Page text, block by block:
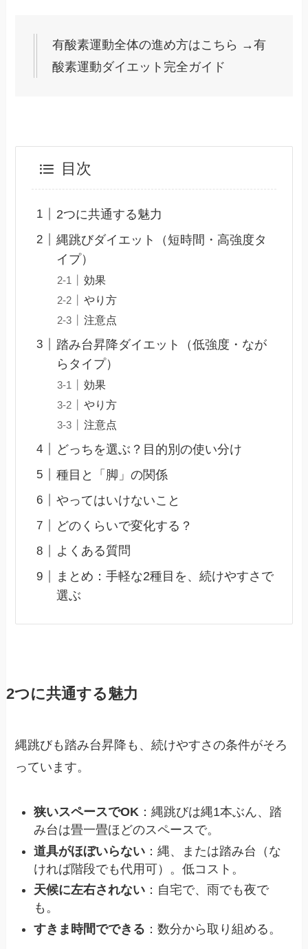
有酸素運動全体の進め方はこちら →有
酸素運動ダイエット完全ガイド
目次
2つに共通する魅力
縄跳びダイエット（短時間・高強度タ
イプ）
効果
やり方
注意点
踏み台昇降ダイエット（低強度・なが
らタイプ）
効果
やり方
注意点
どっちを選ぶ？目的別の使い分け
種目と「脚」の関係
やってはいけないこと
どのくらいで変化する？
よくある質問
まとめ：手軽な2種目を、続けやすさで
選ぶ
2つに共通する魅力
縄跳びも踏み台昇降も、続けやすさの条件がそろ
っています。
狭いスペースでOK ：縄跳びは縄1本ぶん、踏
み台は畳一畳ほどのスペースで。
道具がほぼいらない ：縄、または踏み台（な
ければ階段でも代用可）。低コスト。
天候に左右されない ：自宅で、雨でも夜で
も。
すきま時間でできる ：数分から取り組める。